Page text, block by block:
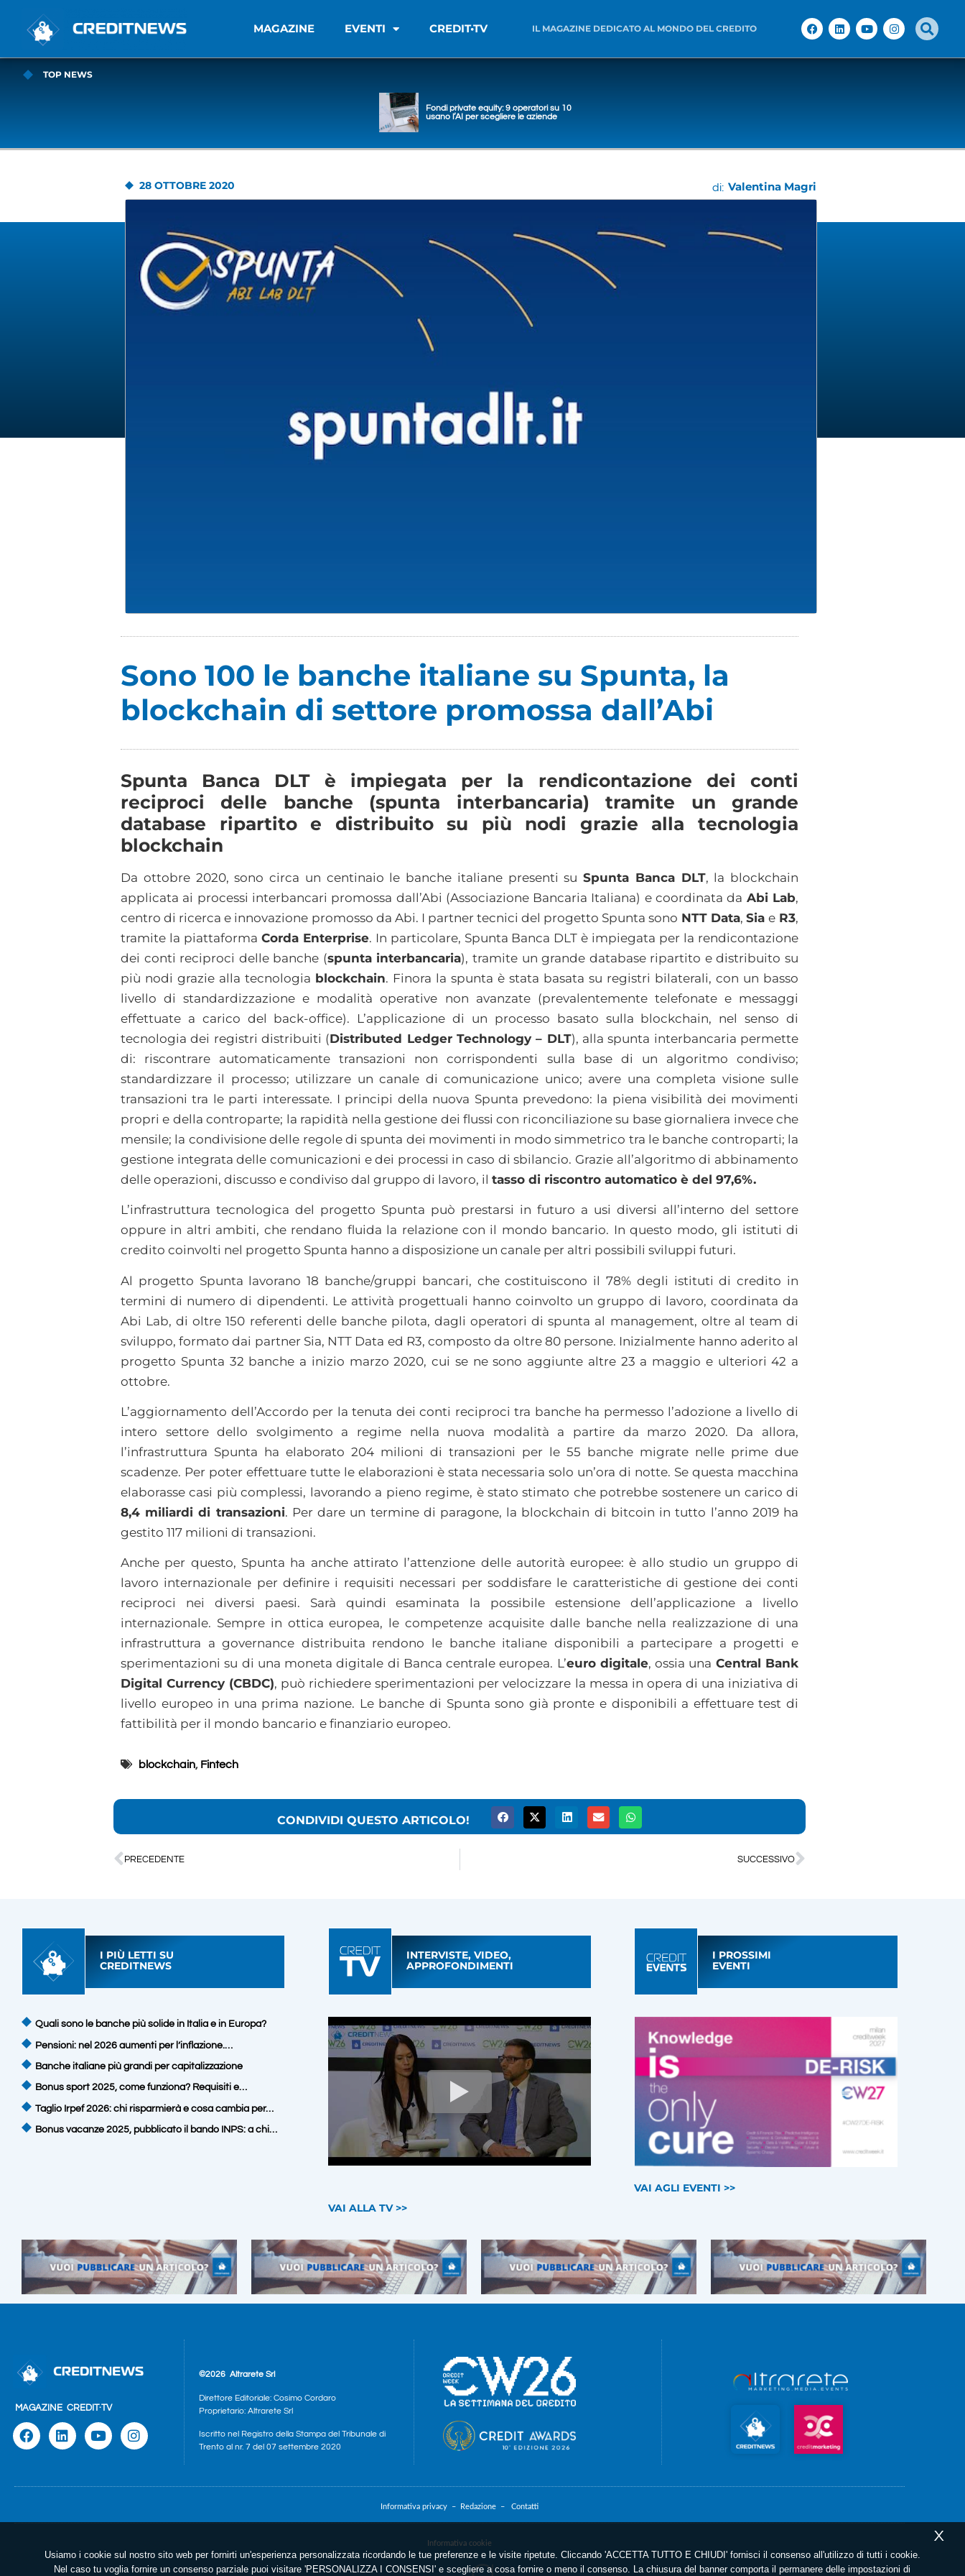
MAGAZINE EVENTI CREDIT•TV IL MAGAZINE DEDICATO AL MONDO DEL CREDITO
TOP NEWS
Fondi private equity: 9 operatori su 10
usano l’AI per scegliere le aziende
28 OTTOBRE 2020 di:Valentina Magri
Sono 100 le banche italiane su Spunta, la
blockchain di settore promossa dall’Abi
Spunta Banca DLT è impiegata per la rendicontazione dei conti
reciproci delle banche (spunta interbancaria) tramite un grande
database ripartito e distribuito su più nodi grazie alla tecnologia
blockchain
Da ottobre 2020, sono circa un centinaio le banche italiane presenti su Spunta Banca DLT, la blockchain
applicata ai processi interbancari promossa dall’Abi (Associazione Bancaria Italiana) e coordinata da Abi Lab,
centro di ricerca e innovazione promosso da Abi. I partner tecnici del progetto Spunta sono NTT Data, Sia eR3,
tramite la piattaforma Corda Enterprise. In particolare, Spunta Banca DLT è impiegata per la rendicontazione
dei conti reciproci delle banche (spunta interbancaria), tramite un grande database ripartito e distribuito su
più nodi grazie alla tecnologia blockchain. Finora la spunta è stata basata su registri bilaterali, con un basso
livello di standardizzazione e modalità operative non avanzate (prevalentemente telefonate e messaggi
effettuate a carico del back-office). L’applicazione di un processo basato sulla blockchain, nel senso di
tecnologia dei registri distribuiti (Distributed Ledger Technology – DLT), alla spunta interbancaria permette
di: riscontrare automaticamente transazioni non corrispondenti sulla base di un algoritmo condiviso;
standardizzare il processo; utilizzare un canale di comunicazione unico; avere una completa visione sulle
transazioni tra le parti interessate. I principi della nuova Spunta prevedono: la piena visibilità dei movimenti
propri e della controparte; la rapidità nella gestione dei flussi con riconciliazione su base giornaliera invece che
mensile; la condivisione delle regole di spunta dei movimenti in modo simmetrico tra le banche controparti; la
gestione integrata delle comunicazioni e dei processi in caso di sbilancio. Grazie all’algoritmo di abbinamento
delle operazioni, discusso e condiviso dal gruppo di lavoro, il tasso di riscontro automatico è del 97,6%.
L’infrastruttura tecnologica del progetto Spunta può prestarsi in futuro a usi diversi all’interno del settore
oppure in altri ambiti, che rendano fluida la relazione con il mondo bancario. In questo modo, gli istituti di
credito coinvolti nel progetto Spunta hanno a disposizione un canale per altri possibili sviluppi futuri.
Al progetto Spunta lavorano 18 banche/gruppi bancari, che costituiscono il 78% degli istituti di credito in
termini di numero di dipendenti. Le attività progettuali hanno coinvolto un gruppo di lavoro, coordinata da
Abi Lab, di oltre 150 referenti delle banche pilota, dagli operatori di spunta al management, oltre al team di
sviluppo, formato dai partner Sia, NTT Data ed R3, composto da oltre 80 persone. Inizialmente hanno aderito al
progetto Spunta 32 banche a inizio marzo 2020, cui se ne sono aggiunte altre 23 a maggio e ulteriori 42 a
ottobre.
L’aggiornamento dell’Accordo per la tenuta dei conti reciproci tra banche ha permesso l’adozione a livello di
intero settore dello svolgimento a regime nella nuova modalità a partire da marzo 2020. Da allora,
l’infrastruttura Spunta ha elaborato 204 milioni di transazioni per le 55 banche migrate nelle prime due
scadenze. Per poter effettuare tutte le elaborazioni è stata necessaria solo un’ora di notte. Se questa macchina
elaborasse casi più complessi, lavorando a pieno regime, è stato stimato che potrebbe sostenere un carico di
8,4 miliardi di transazioni. Per dare un termine di paragone, la blockchain di bitcoin in tutto l’anno 2019 ha
gestito 117 milioni di transazioni.
Anche per questo, Spunta ha anche attirato l’attenzione delle autorità europee: è allo studio un gruppo di
lavoro internazionale per definire i requisiti necessari per soddisfare le caratteristiche di gestione dei conti
reciproci nei diversi paesi. Sarà quindi esaminata la possibile estensione dell’applicazione a livello
internazionale. Sempre in ottica europea, le competenze acquisite dalle banche nella realizzazione di una
infrastruttura a governance distribuita rendono le banche italiane disponibili a partecipare a progetti e
sperimentazioni su di una moneta digitale di Banca centrale europea. L’euro digitale, ossia una Central Bank
Digital Currency (CBDC), può richiedere sperimentazioni per velocizzare la messa in opera di una iniziativa di
livello europeo in una prima nazione. Le banche di Spunta sono già pronte e disponibili a effettuare test di
fattibilità per il mondo bancario e finanziario europeo.
blockchain, Fintech
CONDIVIDI QUESTO ARTICOLO!
PRECEDENTE SUCCESSIVO
I PIÙ LETTI SU
CREDITNEWS
Quali sono le banche più solide in Italia e in Europa?
Pensioni: nel 2026 aumenti per l’inflazione.…
Banche italiane più grandi per capitalizzazione
Bonus sport 2025, come funziona? Requisiti e…
Taglio Irpef 2026: chi risparmierà e cosa cambia per…
Bonus vacanze 2025, pubblicato il bando INPS: a chi…
INTERVISTE, VIDEO,
APPROFONDIMENTI
VAI ALLA TV >>
I PROSSIMI
EVENTI
VAI AGLI EVENTI >>
MAGAZINE CREDIT·TV
©2026 Altrarete Srl
Direttore Editoriale: Cosimo Cordaro
Proprietario: Altrarete Srl
Iscritto nel Registro della Stampa del Tribunale di
Trento al nr. 7 del 07 settembre 2020
Informativa privacy – Redazione – Contatti
Informativa cookie X
Usiamo i cookie sul nostro sito web per fornirti un'esperienza personalizzata ricordando le tue preferenze e le visite ripetute. Cliccando 'ACCETTA TUTTO E CHIUDI' fornisci il consenso all'utilizzo di tutti i cookie.
Nel caso tu voglia fornire un consenso parziale puoi visitare 'PERSONALIZZA I CONSENSI' e scegliere a cosa fornire o meno il consenso. La chiusura del banner comporta il permanere delle impostazioni di